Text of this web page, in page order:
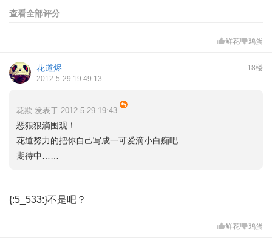
查看全部评分
鲜花 鸡蛋
18楼
花道烬
2012-5-29 19:49:13
花欺 发表于 2012-5-29 19:43
恶狠狠滴围观！
花道努力的把你自己写成一可爱滴小白痴吧……
期待中……
{:5_533:}不是吧？
鲜花 鸡蛋